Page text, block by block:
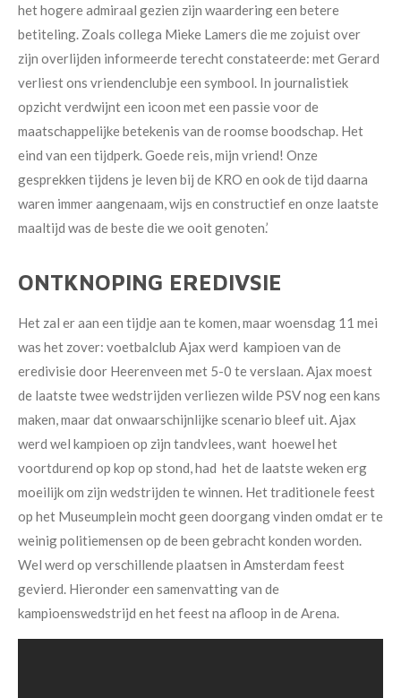
het hogere admiraal gezien zijn waardering een betere
betiteling. Zoals collega Mieke Lamers die me zojuist over
zijn overlijden informeerde terecht constateerde: met Gerard
verliest ons vriendenclubje een symbool. In journalistiek
opzicht verdwijnt een icoon met een passie voor de
maatschappelijke betekenis van de roomse boodschap. Het
eind van een tijdperk. Goede reis, mijn vriend! Onze
gesprekken tijdens je leven bij de KRO en ook de tijd daarna
waren immer aangenaam, wijs en constructief en onze laatste
maaltijd was de beste die we ooit genoten.’
ONTKNOPING EREDIVSIE
Het zal er aan een tijdje aan te komen, maar woensdag 11 mei
was het zover: voetbalclub Ajax werd kampioen van de
eredivisie door Heerenveen met 5-0 te verslaan. Ajax moest
de laatste twee wedstrijden verliezen wilde PSV nog een kans
maken, maar dat onwaarschijnlijke scenario bleef uit. Ajax
werd wel kampioen op zijn tandvlees, want hoewel het
voortdurend op kop op stond, had het de laatste weken erg
moeilijk om zijn wedstrijden te winnen. Het traditionele feest
op het Museumplein mocht geen doorgang vinden omdat er te
weinig politiemensen op de been gebracht konden worden.
Wel werd op verschillende plaatsen in Amsterdam feest
gevierd. Hieronder een samenvatting van de
kampioenswedstrijd en het feest na afloop in de Arena.